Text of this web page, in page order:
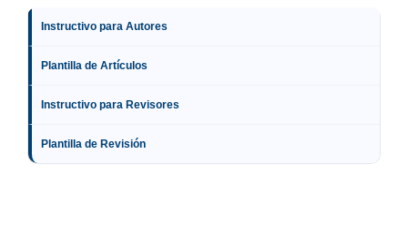
Instructivo para Autores
Plantilla de Artículos
Instructivo para Revisores
Plantilla de Revisión